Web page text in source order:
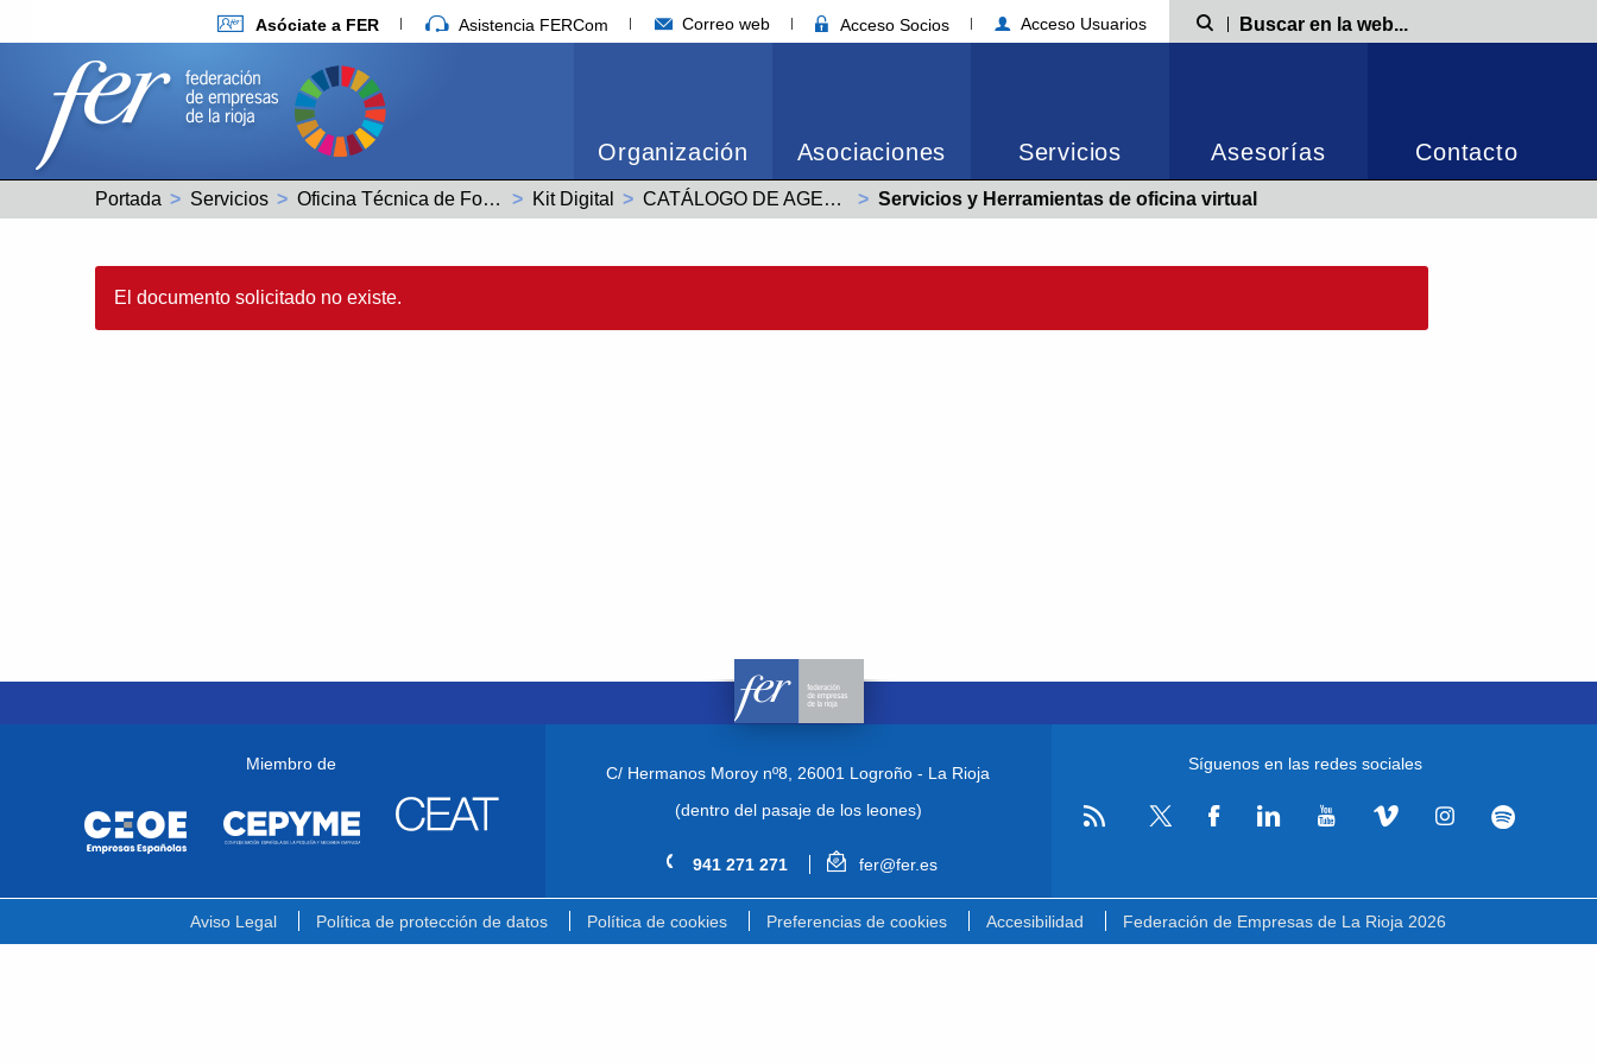
Asóciate a FER Asistencia FERCom Correo web Acceso Socios Acceso Usuarios Búsqueda
Organización Asociaciones Servicios Asesorías Contacto
Portada Servicios Oficina Técnica de Fondos Europeos Kit Digital CATÁLOGO DE AGENTES DIGITALIZADORES EMPRESAS SOCIAS FER Actual:
Servicios y Herramientas de oficina virtual
El documento solicitado no existe.
Miembro de C/ Hermanos Moroy nº8, 26001 Logroño - La Rioja
(dentro del pasaje de los leones)
941 271 271 fer@fer.es
Síguenos en las redes sociales
Aviso Legal Política de protección de datos Política de cookies Preferencias de cookies Accesibilidad Federación de Empresas de La Rioja 2026